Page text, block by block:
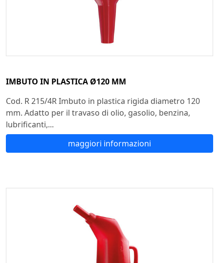
IMBUTO IN PLASTICA Ø120 MM
Cod. R 215/4R Imbuto in plastica rigida diametro 120
mm. Adatto per il travaso di olio, gasolio, benzina,
lubrificanti,...
maggiori informazioni